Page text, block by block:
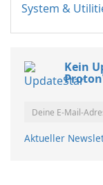
System &
Kein
Aktueller